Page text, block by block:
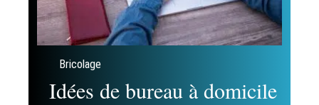
Bricolage
Idées de bureau à domicile